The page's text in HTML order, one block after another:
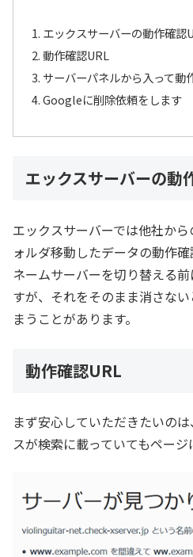
エックスサーバーの動作確認
動作確認URL
サーバーパネルから入って動
Googleに削除依頼をします
エックスサーバーの動
エックスサーバーでは他社か
ォルダ移動したデータの動作確
ネームサーバーを切り替える
すが、それをそのまま消さな
まうことがあります。
動作確認URL
まず安心していただきたいの
スが検索に載っていてもページ